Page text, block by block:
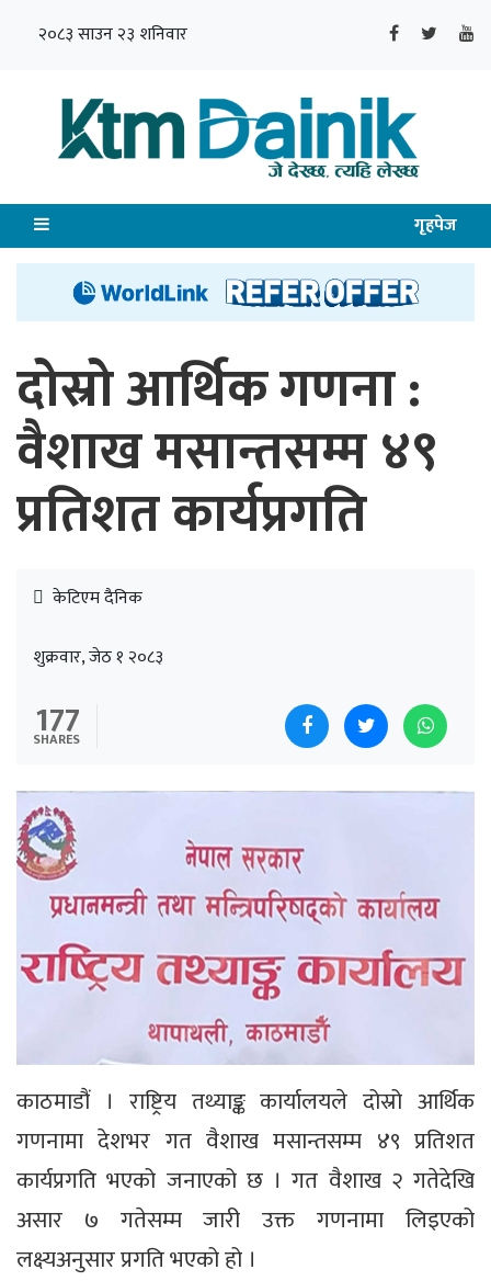
२०८३ साउन २३ शनिवार
गृहपेज
दोस्रो आर्थिक गणना :
वैशाख मसान्तसम्म ४९
प्रतिशत कार्यप्रगति
केटिएम दैनिक
शुक्रवार, जेठ १ २०८३
177
SHARES
काठमाडौं । राष्ट्रिय तथ्याङ्क कार्यालयले दोस्रो आर्थिक
गणनामा देशभर गत वैशाख मसान्तसम्म ४९ प्रतिशत
कार्यप्रगति भएको जनाएको छ । गत वैशाख २ गतेदेखि
असार ७ गतेसम्म जारी उक्त गणनामा लिइएको
लक्ष्यअनुसार प्रगति भएको हो ।